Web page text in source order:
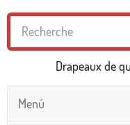
Drapeaux de
Menú